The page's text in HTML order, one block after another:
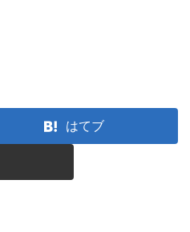
はてブ